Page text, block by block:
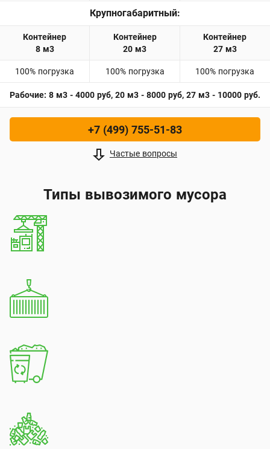
Крупногабаритный:
100% погрузка 100% погрузка 100% погрузка
Рабочие: 8 м3 - 4000 руб, 20 м3 - 8000 руб, 27 м3 - 10000 руб.
Частые вопросы
+7 (499) 755-51-83
Типы вывозимого мусора